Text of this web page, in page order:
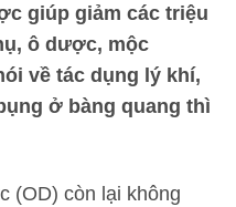
giúp giảm các triệu
ô dược, mộc
về tác dụng lý khí,
ở bàng quang thì
(OD) còn lại không